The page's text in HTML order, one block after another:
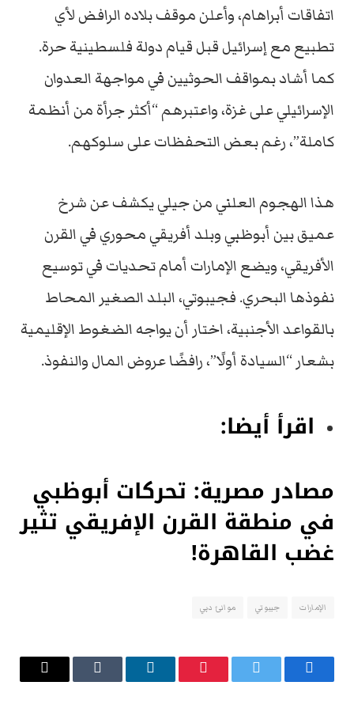
اتفاقات أبراهام، وأعلن موقف بلاده الرافض لأي
تطبيع مع إسرائيل قبل قيام دولة فلسطينية حرة.
كما أشاد بمواقف الحوثيين في مواجهة العدوان
الإسرائيلي على غزة، واعتبرهم “أكثر جرأة من أنظمة
كاملة”، رغم بعض التحفظات على سلوكهم.
هذا الهجوم العلني من جيلي يكشف عن شرخ
عميق بين أبوظبي وبلد أفريقي محوري في القرن
الأفريقي، ويضع الإمارات أمام تحديات في توسيع
نفوذها البحري. فجيبوتي، البلد الصغير المحاط
بالقواعد الأجنبية، اختار أن يواجه الضغوط الإقليمية
بشعار “السيادة أولًا”، رافضًا عروض المال والنفوذ.
اقرأ أيضا:
مصادر مصرية: تحركات أبوظبي
في منطقة القرن الإفريقي تثير
غضب القاهرة!
الإمارات جيبوتي موانئ دبي
فيسبوك تويتر بينتيريستلينكدإن Tumblr
البريد